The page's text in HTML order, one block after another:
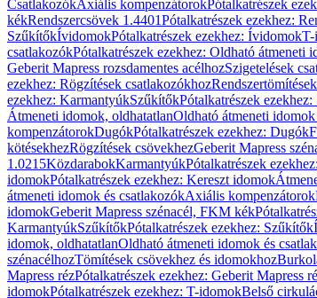
CsatlakozókAxiális kompenzátorokPótalkatrészek
kékRendszercsövek 1.4401Pótalkatrészek ezekhez:
SzűkítőkÍvidomokPótalkatrészek ezekhez: ÍvidomokT-
csatlakozókPótalkatrészek ezekhez: Oldható átmeneti
Geberit Mapress rozsdamentes acélhozSzigetelések
ezekhez: Rögzítések csatlakozókhozRendszertömítések
ezekhez: KarmantyúkSzűkítőkPótalkatrészek
Átmeneti idomok, oldhatatlanOldható átmeneti
kompenzátorokDugókPótalkatrészek ezekhez: Dugók
kötésekhezRögzítések csövekhezGeberit Mapress
1.0215KözdarabokKarmantyúkPótalkatrészek
idomokPótalkatrészek ezekhez: Kereszt idomok
átmeneti idomok és csatlakozókAxiális kompenzátorok
idomokGeberit Mapress szénacél, FKM kék
KarmantyúkSzűkítőkPótalkatrészek ezekhez: Szűkítők
idomok, oldhatatlanOldható átmeneti idomok és
szénacélhozTömítések csövekhez és idomokhoz
Mapress rézPótalkatrészek ezekhez: Geberit Mapress
idomokPótalkatrészek ezekhez: T-idomokBelső